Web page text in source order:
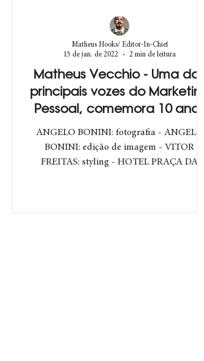
Matheus Vecchio - Uma das
principais vozes do Marketing
Pessoal, comemora 10 anos
de carreira
ANGELO BONINI: fotografia - ANGELO
BONINI: edição de imagem - VITOR
FREITAS: styling - HOTEL PRAÇA DA
Matheus Hooks/ Editor-In-Chief
15 de jan. de 2022
2 min de leitura